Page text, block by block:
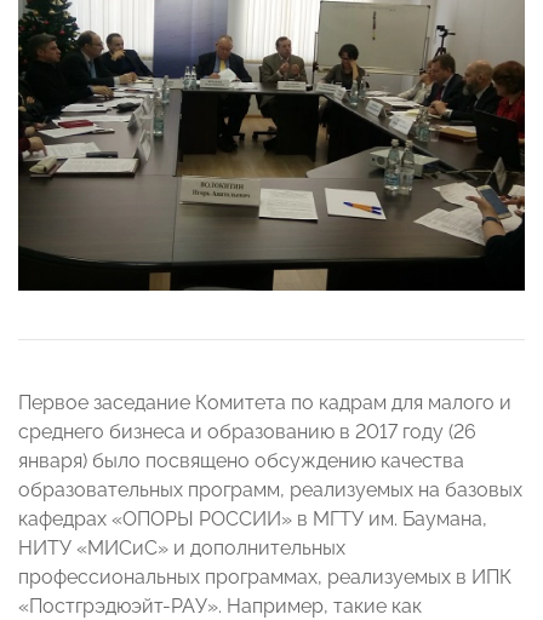
Первое заседание Комитета по кадрам для малого и
среднего бизнеса и образованию в 2017 году (26
января) было посвящено обсуждению качества
образовательных программ, реализуемых на базовых
кафедрах «ОПОРЫ РОССИИ» в МГТУ им. Баумана,
НИТУ «МИСиС» и дополнительных
профессиональных программах, реализуемых в ИПК
«Постгрэдюэйт-РАУ». Например, такие как